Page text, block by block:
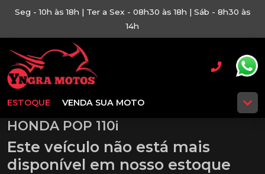
Seg - 10h às 18h | Ter a Sex - 08h30 às 18h | Sáb - 8h30 às
14h
ESTOQUE VENDA SUA MOTO
HONDA POP 110i
Este veículo não está mais
disponível em nosso estoque